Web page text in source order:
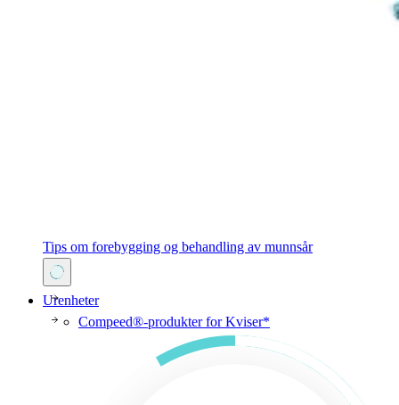
Tips om forebygging og behandling av munnsår
Urenheter
Compeed®-produkter for Kviser*